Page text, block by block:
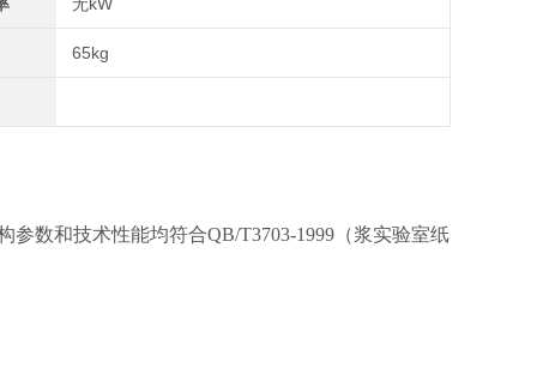
65kg
参数和技术性能均符合QB/T3703-1999（浆实验室纸